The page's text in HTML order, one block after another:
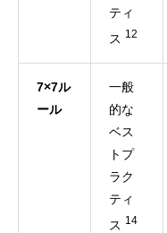
ティ
ス 12
7×7ル
ール
一般
的な
ベス
トプ
ラク
ティ
ス 14